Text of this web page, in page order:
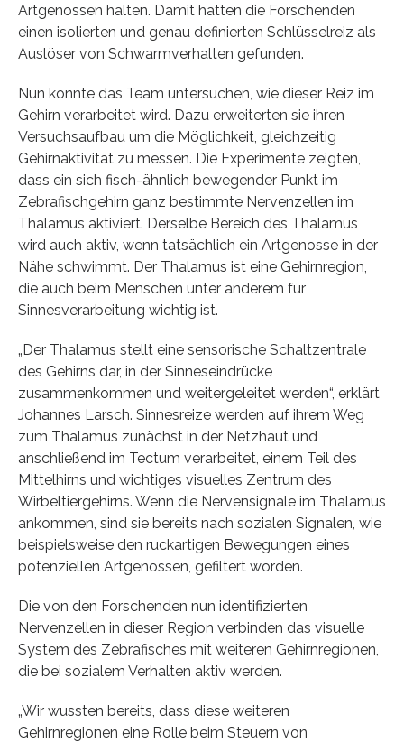
Artgenossen halten. Damit hatten die Forschenden
einen isolierten und genau definierten Schlüsselreiz als
Auslöser von Schwarmverhalten gefunden.
Nun konnte das Team untersuchen, wie dieser Reiz im
Gehirn verarbeitet wird. Dazu erweiterten sie ihren
Versuchsaufbau um die Möglichkeit, gleichzeitig
Gehirnaktivität zu messen. Die Experimente zeigten,
dass ein sich fisch-ähnlich bewegender Punkt im
Zebrafischgehirn ganz bestimmte Nervenzellen im
Thalamus aktiviert. Derselbe Bereich des Thalamus
wird auch aktiv, wenn tatsächlich ein Artgenosse in der
Nähe schwimmt. Der Thalamus ist eine Gehirnregion,
die auch beim Menschen unter anderem für
Sinnesverarbeitung wichtig ist.
„Der Thalamus stellt eine sensorische Schaltzentrale
des Gehirns dar, in der Sinneseindrücke
zusammenkommen und weitergeleitet werden“, erklärt
Johannes Larsch. Sinnesreize werden auf ihrem Weg
zum Thalamus zunächst in der Netzhaut und
anschließend im Tectum verarbeitet, einem Teil des
Mittelhirns und wichtiges visuelles Zentrum des
Wirbeltiergehirns. Wenn die Nervensignale im Thalamus
ankommen, sind sie bereits nach sozialen Signalen, wie
beispielsweise den ruckartigen Bewegungen eines
potenziellen Artgenossen, gefiltert worden.
Die von den Forschenden nun identifizierten
Nervenzellen in dieser Region verbinden das visuelle
System des Zebrafisches mit weiteren Gehirnregionen,
die bei sozialem Verhalten aktiv werden.
„Wir wussten bereits, dass diese weiteren
Gehirnregionen eine Rolle beim Steuern von